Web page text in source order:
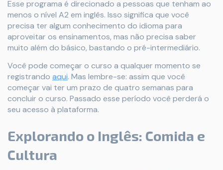
Esse programa é direcionado a pessoas que tenham ao
menos o nível A2 em inglês. Isso significa que você
precisa ter algum conhecimento do idioma para
aproveitar os ensinamentos, mas não precisa saber
muito além do básico, bastando o pré-intermediário.
Você pode começar o curso a qualquer momento se
registrando aqui. Mas lembre-se: assim que você
começar vai ter um prazo de quatro semanas para
concluir o curso. Passado esse período você perderá o
seu acesso à plataforma.
Explorando o Inglês: Comida e
Cultura